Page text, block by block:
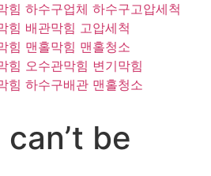
힘 하수구업체 하수구고압세척
힘 배관막힘 고압세척
힘 맨홀막힘 맨홀청소
힘 오수관막힘 변기막힘
힘 하수구배관 맨홀청소
be